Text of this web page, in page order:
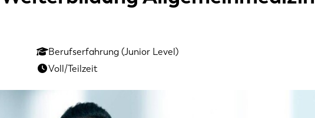
Berufserfahrung (Junior Level)
Voll/Teilzeit